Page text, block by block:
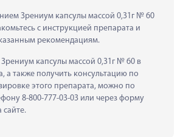
Зрениум капсулы массой 0,31г № 60
с инструкцией препарата и
рекомендациям.
капсулы массой 0,31г № 60 в
а также получить консультацию по
этого препарата, можно по
8-800-777-03-03 или через форму
сайте.